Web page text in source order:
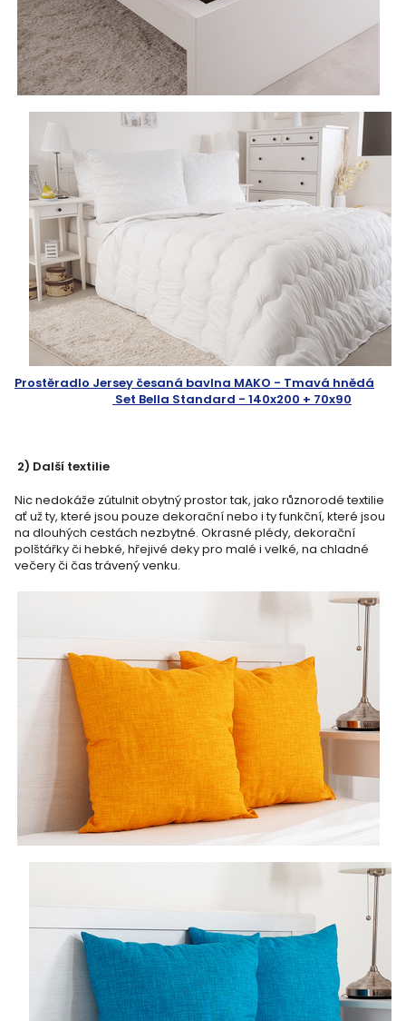
Prostěradlo Jersey česaná bavlna MAKO - Tmavá hnědá
Set Bella Standard - 140x200 + 70x90
2) Další textilie
Nic nedokáže zútulnit obytný prostor tak, jako různorodé textilie
ať už ty, které jsou pouze dekorační nebo i ty funkční, které jsou
na dlouhých cestách nezbytné. Okrasné plédy, dekorační
polštářky či hebké, hřejivé deky pro malé i velké, na chladné
večery či čas trávený venku.